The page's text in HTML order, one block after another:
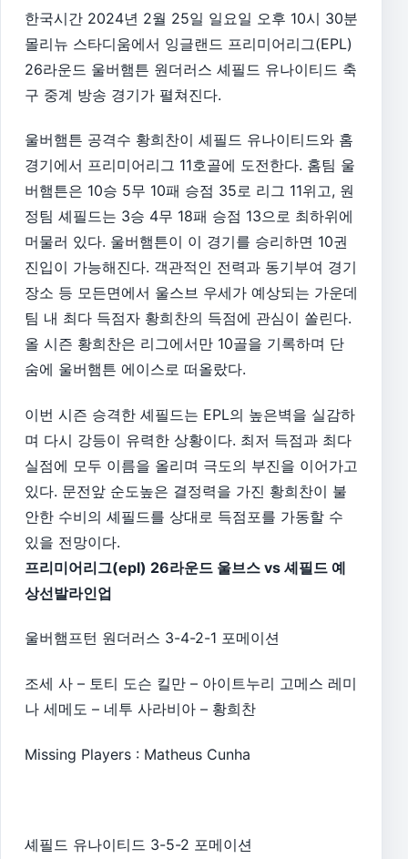
한국시간 2024년 2월 25일 일요일 오후 10시 30분
몰리뉴 스타디움에서 잉글랜드 프리미어리그(EPL)
26라운드 울버햄튼 원더러스 셰필드 유나이티드 축
구 중계 방송 경기가 펼쳐진다.
울버햄튼 공격수 황희찬이 셰필드 유나이티드와 홈
경기에서 프리미어리그 11호골에 도전한다. 홈팀 울
버햄튼은 10승 5무 10패 승점 35로 리그 11위고, 원
정팀 셰필드는 3승 4무 18패 승점 13으로 최하위에
머물러 있다. 울버햄튼이 이 경기를 승리하면 10권
진입이 가능해진다. 객관적인 전력과 동기부여 경기
장소 등 모든면에서 울스브 우세가 예상되는 가운데
팀 내 최다 득점자 황희찬의 득점에 관심이 쏠린다.
올 시즌 황희찬은 리그에서만 10골을 기록하며 단
숨에 울버햄튼 에이스로 떠올랐다.
이번 시즌 승격한 셰필드는 EPL의 높은벽을 실감하
며 다시 강등이 유력한 상황이다. 최저 득점과 최다
실점에 모두 이름을 올리며 극도의 부진을 이어가고
있다. 문전앞 순도높은 결정력을 가진 황희찬이 불
안한 수비의 셰필드를 상대로 득점포를 가동할 수
있을 전망이다.
프리미어리그(epl) 26라운드 울브스 vs 셰필드 예
상선발라인업
울버햄프턴 원더러스 3-4-2-1 포메이션
조세 사 – 토티 도슨 킬만 – 아이트누리 고메스 레미
나 세메도 – 네투 사라비아 – 황희찬
Missing Players : Matheus Cunha
셰필드 유나이티드 3-5-2 포메이션